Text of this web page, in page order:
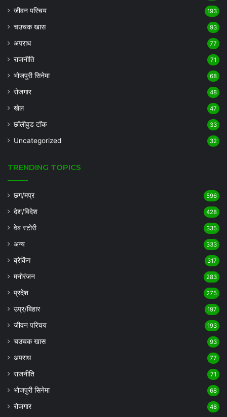
जीवन परिचय 193
चउचक खास 93
अपराध 77
राजनीति 71
भोजपुरी सिनेमा 68
रोजगार 48
खेल 47
छॉलीवुड टॉक 33
Uncategorized 32
TRENDING TOPICS
छग/मप्र 596
देश/विदेश 428
वेब स्टोरी 335
अन्य 333
ब्रेकिंग 317
मनोरंजन 283
प्रदेश 275
उप्र/बिहार 197
जीवन परिचय 193
चउचक खास 93
अपराध 77
राजनीति 71
भोजपुरी सिनेमा 68
रोजगार 48